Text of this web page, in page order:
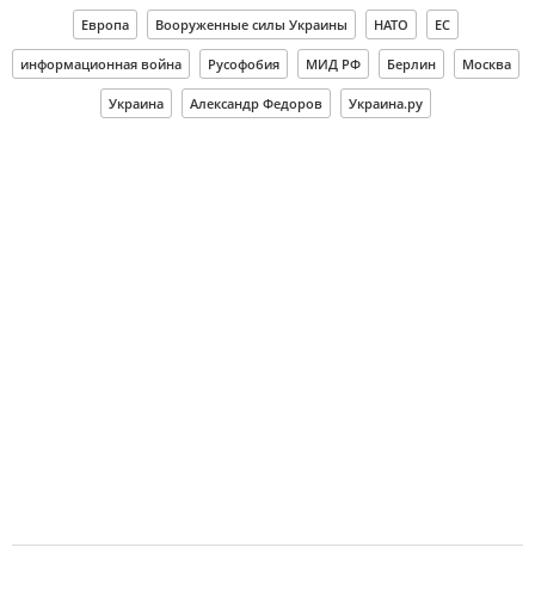
Европа Вооруженные силы Украины НАТО ЕС
информационная война Русофобия МИД РФ Берлин Москва
Украина Александр Федоров Украина.ру